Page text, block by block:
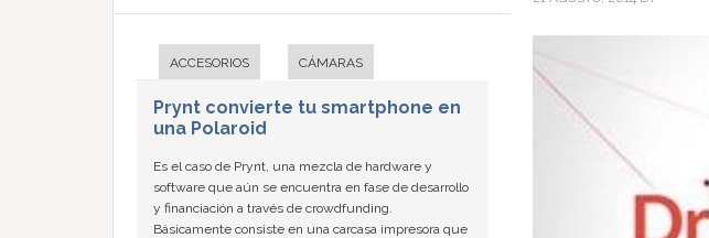
ACCESORIOS CÁMARAS
Prynt convierte tu smartphone en
una Polaroid
Es el caso de Prynt, una mezcla de hardware y
software que aún se encuentra en fase de desarrollo
y financiación a través de crowdfunding.
Básicamente consiste en una carcasa impresora que